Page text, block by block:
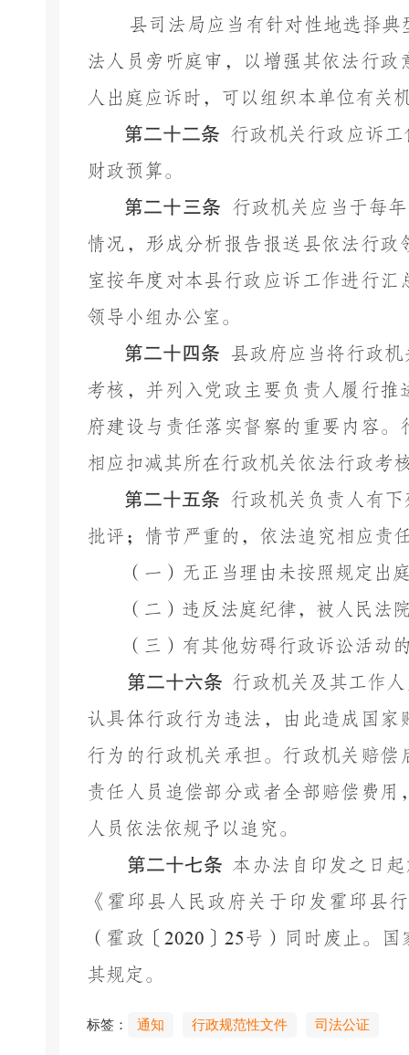
县司法局应当有针对性地选择
法人员旁听庭审，以增强其依法行
人出庭应诉时，可以组织本单位有关
第二十二条 行政机关行政应诉
财政预算。
第二十三条 行政机关应当于每年
情况，形成分析报告报送县依法行
室按年度对本县行政应诉工作进行
领导小组办公室。
第二十四条
县政府应当将行政
考核，并列入党政主要负责人履行
府建设与责任落实督察的重要内容
相应扣减其所在行政机关依法行政考
第二十五条 行政机关负责人有
批评；情节严重的，依法追究相应责
（一）无正当理由未按照规定出
（二）违反法庭纪律，被人民法
（三）有其他妨碍行政诉讼活动
第二十六条 行政机关及其工作
认具体行政行为违法，由此造成国
行为的行政机关承担。行政机关赔
责任人员追偿部分或者全部赔偿费
人员依法依规予以追究。
第二十七条 本办法自印发之日
《霍邱县人民政府关于印发霍邱县
（霍政〔2020 〕25号）同时废止。国
其规定。
标签： 通知 行政规范性文件 司法公证